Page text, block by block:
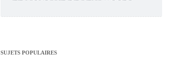
SUJETS POPULAIRES